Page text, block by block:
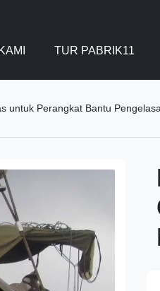
TUR PABRIK11
untuk Perangkat Bantu